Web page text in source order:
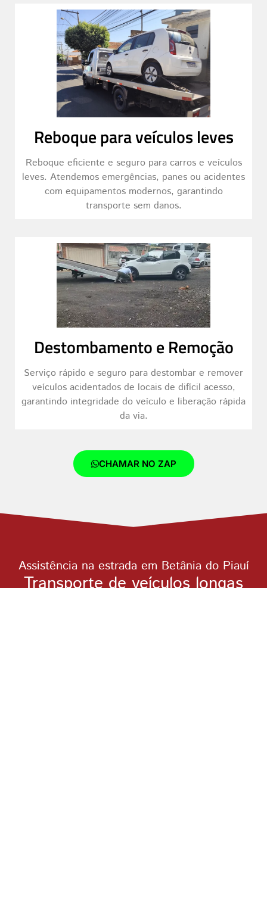
Reboque para veículos leves
Reboque eficiente e seguro para carros e veículos
leves. Atendemos emergências, panes ou acidentes
com equipamentos modernos, garantindo
transporte sem danos.
Destombamento e Remoção
Serviço rápido e seguro para destombar e remover
veículos acidentados de locais de difícil acesso,
garantindo integridade do veículo e liberação rápida
da via.
CHAMAR NO ZAP
Assistência na estrada em Betânia do Piauí
Transporte de veículos longas